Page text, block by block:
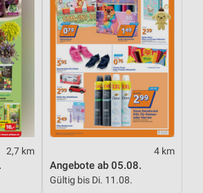
2,7 km 4 km
Angebote ab 05.08.
Gültig bis Di. 11.08.